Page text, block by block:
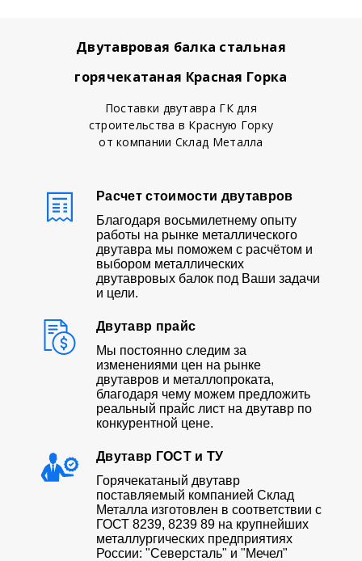
Двутавровая балка стальная
горячекатаная Красная Горка
Поставки двутавра ГК для
строительства в Красную Горку
от компании Склад Металла
Расчет стоимости двутавров
Благодаря восьмилетнему опыту
работы на рынке металлического
двутавра мы поможем с расчётом и
выбором металлических
двутавровых балок под Ваши задачи
и цели.
Двутавр прайс
Мы постоянно следим за
изменениями цен на рынке
двутавров и металлопроката,
благодаря чему можем предложить
реальный прайс лист на двутавр по
конкурентной цене.
Двутавр ГОСТ и ТУ
Горячекатаный двутавр
поставляемый компанией Склад
Металла изготовлен в соответствии с
ГОСТ 8239, 8239 89 на крупнейших
металлургических предприятиях
России: "Северсталь" и "Мечел"